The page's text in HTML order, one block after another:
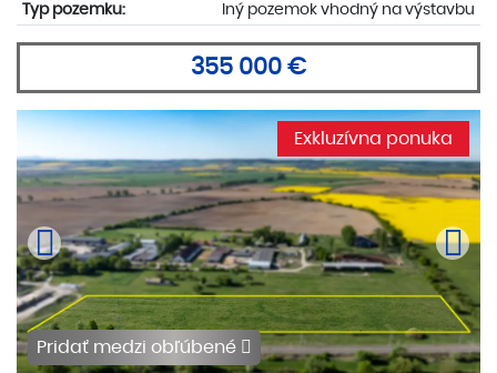
Typ pozemku:
Iný pozemok vhodný na výstavbu
355 000 €
Exkluzívna ponuka
Pridať medzi obľúbené